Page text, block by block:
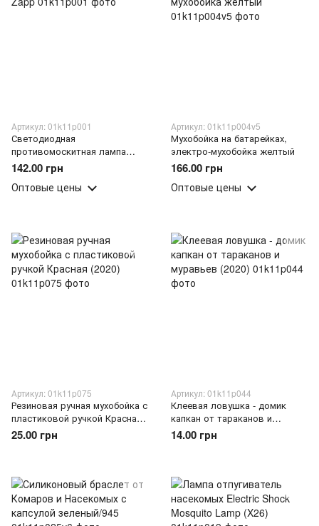
Артикул: 01k11p001
Светодиодная
противомоскитная лампа
Zapp
142.00 грн
Оптовые цены
Артикул: 01k11p004v5
Мухобойка на батарейках,
электро-мухобойка желтый
166.00 грн
Оптовые цены
Артикул: 01k11p075
Резиновая ручная мухобойка с
пластиковой ручкой Красная
(2020)
25.00 грн
Артикул: 01k11p044
Клеевая ловушка - домик
капкан от тараканов и
муравьев (2020)
14.00 грн